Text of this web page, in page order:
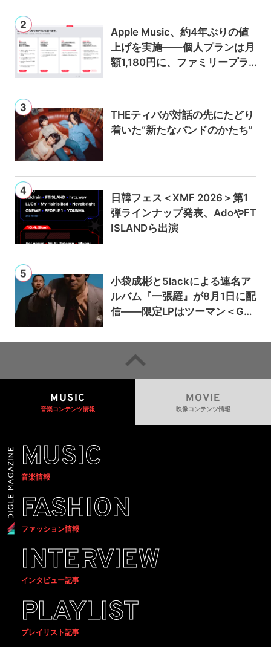
Apple Music、約4年ぶりの値
上げを実施——個人プランは月
額1,180円に、ファミリープラ
THEティバが対話の先にたどり
着いた“新たなバンドのかたち”
日韓フェス＜XMF 2026＞第1
弾ラインナップ発表、AdoやFT
ISLANDら出演
小袋成彬と5lackによる連名ア
ルバム『一張羅』が8月1日に配
信——限定LPはツーマン＜Gai
MUSIC
音楽コンテンツ情報
MOVIE
映像コンテンツ情報
MUSIC
音楽情報
FASHION
ファッション情報
INTERVIEW
インタビュー記事
PLAYLIST
プレイリスト記事